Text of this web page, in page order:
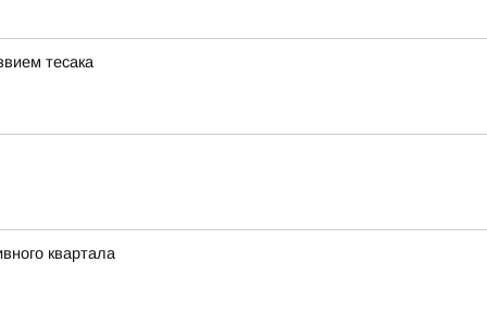
тесака
квартала